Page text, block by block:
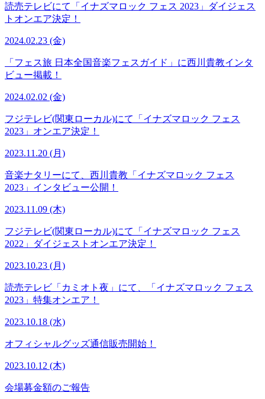
読売テレビにて「イナズマロック フェス 2023」ダイジェス
トオンエア決定！
2024.02.23 (金)
「フェス旅 日本全国音楽フェスガイド」に西川貴教インタ
ビュー掲載！
2024.02.02 (金)
フジテレビ(関東ローカル)にて「イナズマロック フェス
2023」オンエア決定！
2023.11.20 (月)
音楽ナタリーにて、西川貴教「イナズマロック フェス
2023」インタビュー公開！
2023.11.09 (木)
フジテレビ(関東ローカル)にて「イナズマロック フェス
2022」ダイジェストオンエア決定！
2023.10.23 (月)
読売テレビ「カミオト夜」にて、「イナズマロック フェス
2023」特集オンエア！
2023.10.18 (水)
オフィシャルグッズ通信販売開始！
2023.10.12 (木)
会場募金額のご報告